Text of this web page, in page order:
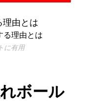
る理由とは
に有用
ボール